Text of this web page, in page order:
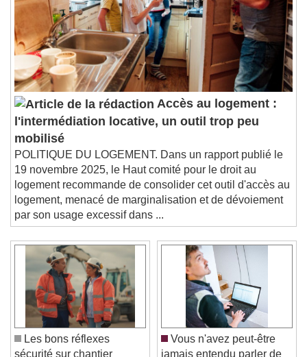
Accès au logement :
l'intermédiation locative, un outil trop peu
mobilisé
POLITIQUE DU LOGEMENT. Dans un rapport publié le
19 novembre 2025, le Haut comité pour le droit au
logement recommande de consolider cet outil d'accès au
logement, menacé de marginalisation et de dévoiement
par son usage excessif dans ...
Les bons réflexes
Vous n'avez peut-être